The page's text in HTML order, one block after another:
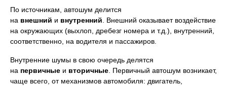
По источникам, автошум делится
на внешний и внутренний . Внешний оказывает воздействие
на окружающих (выхлоп, дребезг номера и т.д.), внутренний,
соответственно, на водителя и пассажиров.
Внутренние шумы в свою очередь делятся
на первичные и вторичные . Первичный автошум возникает,
чаще всего, от механизмов автомобиля: двигатель,